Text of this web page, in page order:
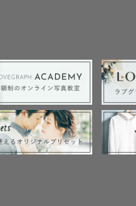
以内に必ずご返信させて
んな細かなことでもおっし